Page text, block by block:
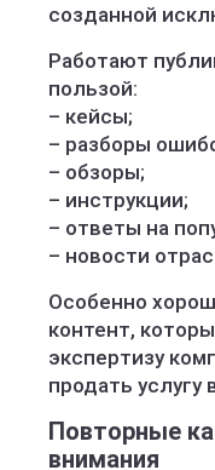
созданной
Работают
пользой:
– кейсы;
– разборы
– обзоры;
– инструкции;
– ответы на
– новости
Особенно
контент,
экспертизу
продать услугу
Повторные
внимания